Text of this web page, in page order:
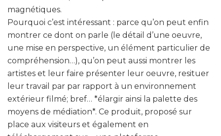
magnétiques.
Pourquoi c’est intéressant : parce qu’on peut enfin
montrer ce dont on parle (le détail d’une oeuvre,
une mise en perspective, un élément particulier de
compréhension…), qu’on peut aussi montrer les
artistes et leur faire présenter leur oeuvre, resituer
leur travail par par rapport à un environnement
extérieur filmé; bref… *élargir ainsi la palette des
moyens de médiation*. Ce produit, proposé sur
place aux visiteurs et également en